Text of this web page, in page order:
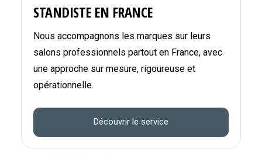
STANDISTE EN FRANCE
Nous accompagnons les marques sur leurs
salons professionnels partout en France, avec
une approche sur mesure, rigoureuse et
opérationnelle.
Découvrir le service